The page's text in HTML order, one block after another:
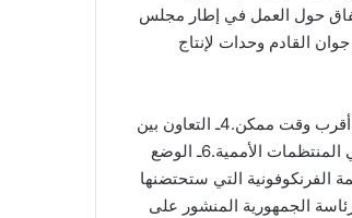
حول العمل في إطار مجلس
شهر جوان القادم وحدات لإنتاج
3ـ مساعدة تونس على استيراد كميات جديدة من اللقاحات من منظومة كوفاكس في أقرب وقت ممكن.4ـ التعاون بين
البلدين في محاربة الإرهاب.5ـ الوضع الاقتصادي الصعب لتونس ودعم فرنسا لبلادنا في المنتظمات الأممية.6ـ الوضع
الاستعدادات لتنظيم القمة الفرنكوفونية التي ستحتضنها
الجمهورية المنشور على